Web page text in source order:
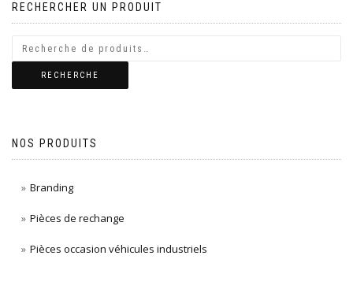
l’article
RECHERCHER UN PRODUIT
RECHERCHE
NOS PRODUITS
Branding
Pièces de rechange
Pièces occasion véhicules industriels